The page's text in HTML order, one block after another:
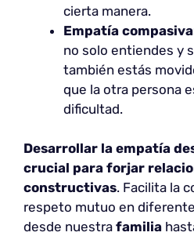
cierta manera.
Empatía
no solo entiendes y
también estás
que la otra persona
dificultad.
Desarrollar la empatía
crucial para forjar
constructivas. Facilita la
respeto mutuo en
desde nuestra familia